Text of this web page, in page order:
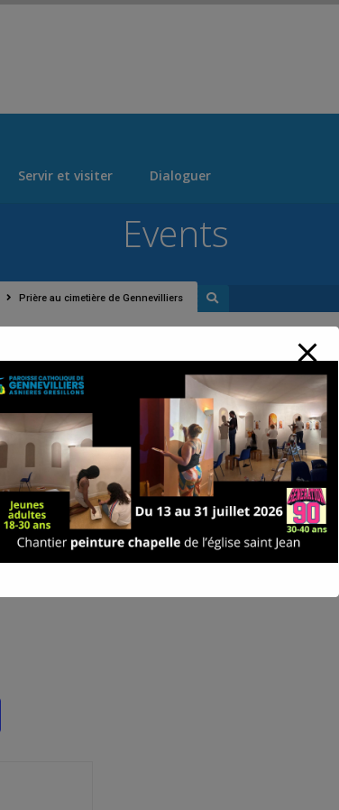
Servir et visiter Dialoguer
Prière au cimetière de Gennevilliers
Events